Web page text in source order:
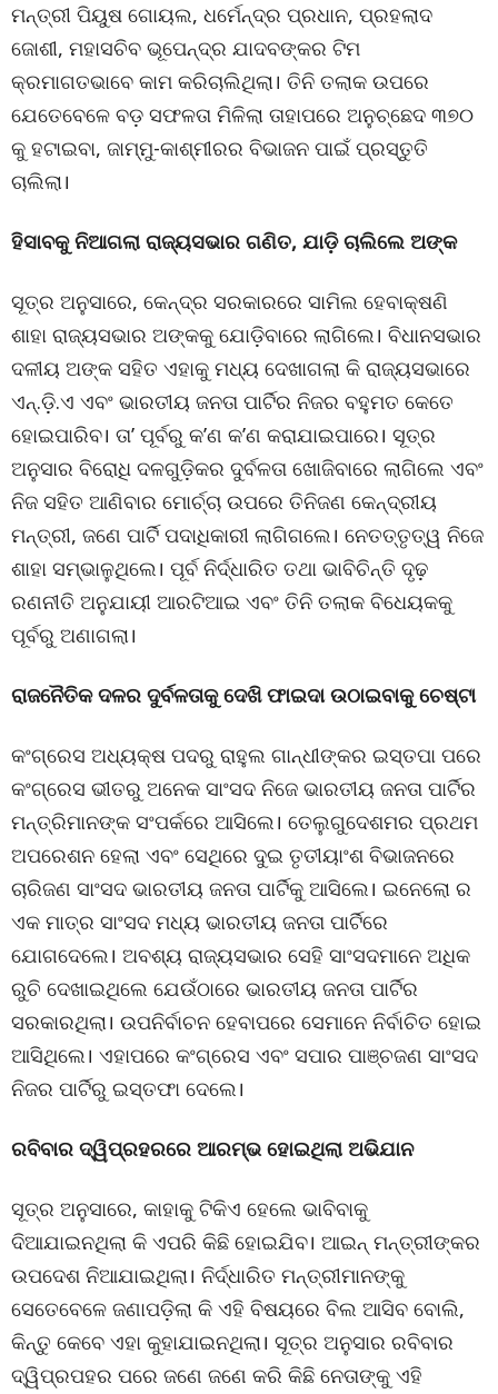
ମନ୍ତ୍ରୀ ପିୟୁଷ ଗୋୟଲ, ଧର୍ମେନ୍ଦ୍ର ପ୍ରଧାନ, ପ୍ରହଲାଦ
ଜୋଶୀ, ମହାସଚିବ ଭୂପେନ୍ଦ୍ର ଯାଦବଙ୍କର ଟିମ
କ୍ରମାଗତଭାବେ କାମ କରିଚାଲିଥିଲା। ତିନି ତଲାକ ଉପରେ
ଯେତେବେଳେ ବଡ଼ ସଫଳତା ମିଳିଲା ତାହାପରେ ଅନୁଚ୍ଛେଦ ୩୭୦
କୁ ହଟାଇବା, ଜାମ୍ମୁ-କାଶ୍ମୀରର ବିଭାଜନ ପାଇଁ ପ୍ରସ୍ତୁତି
ଚାଲିଲା।
ହିସାବକୁ ନିଆଗଲା ରାଜ୍ୟସଭାର ଗଣିତ, ଯାଡ଼ି ଚାଲିଲେ ଅଙ୍କ
ସୂତ୍ର ଅନୁସାରେ, କେନ୍ଦ୍ର ସରକାରରେ ସାମିଲ ହେବାକ୍ଷଣି
ଶାହା ରାଜ୍ୟସଭାର ଅଙ୍କକୁ ଯୋଡ଼ିବାରେ ଲାଗିଲେ। ବିଧାନସଭାର
ଦଳୀୟ ଅଙ୍କ ସହିତ ଏହାକୁ ମଧ୍ୟ ଦେଖାଗଲା କି ରାଜ୍ୟସଭାରେ
ଏନ୍.ଡ଼ି.ଏ ଏବଂ ଭାରତୀୟ ଜନତା ପାର୍ଟିର ନିଜର ବହୁମତ କେତେ
ହୋଇପାରିବ। ତା’ ପୂର୍ବରୁ କ’ଣ କ’ଣ କରାଯାଇପାରେ। ସୂତ୍ର
ଅନୁସାର ବିରୋଧି ଦଳଗୁଡ଼ିକର ଦୁର୍ବଳତା ଖୋଜିବାରେ ଲାଗିଲେ ଏବଂ
ନିଜ ସହିତ ଆଣିବାର ମୋର୍ଚ୍ଚା ଉପରେ ତିନିଜଣ କେନ୍ଦ୍ରୀୟ
ମନ୍ତ୍ରୀ, ଜଣେ ପାର୍ଟି ପଦାଧିକାରୀ ଲାଗିଗଲେ। ନେତତ୍ତୃତ୍ୱ ନିଜେ
ଶାହା ସମ୍ଭାଳୁଥିଲେ। ପୂର୍ବ ନିର୍ଦ୍ଧାରିତ ତଥା ଭାବିଚିନ୍ତି ଦୃଢ଼
ରଣନୀତି ଅନୁଯାୟୀ ଆରଟିଆଇ ଏବଂ ତିନି ତଲାକ ବିଧେୟକକୁ
ପୂର୍ବରୁ ଅଣାଗଲା।
ରାଜନୈତିକ ଦଳର ଦୁର୍ବଳତାକୁ ଦେଖି ଫାଇଦା ଉଠାଇବାକୁ ଚେଷ୍ଟା
କଂଗ୍ରେସ ଅଧ୍ୟକ୍ଷ ପଦରୁ ରାହୁଲ ଗାନ୍ଧୀଙ୍କର ଇସ୍ତପା ପରେ
କଂଗ୍ରେସ ଭୀତରୁ ଅନେକ ସାଂସଦ ନିଜେ ଭାରତୀୟ ଜନତା ପାର୍ଟିର
ମନ୍ତ୍ରିମାନଙ୍କ ସଂପର୍କରେ ଆସିଲେ। ତେଲୁଗୁଦେଶମର ପ୍ରଥମ
ଅପରେଶନ ହେଲା ଏବଂ ସେଥିରେ ଦୁଇ ତୃତୀୟାଂଶ ବିଭାଜନରେ
ଚାରିଜଣ ସାଂସଦ ଭାରତୀୟ ଜନତା ପାର୍ଟିକୁ ଆସିଲେ। ଇନେଲୋ ର
ଏକ ମାତ୍ର ସାଂସଦ ମଧ୍ୟ ଭାରତୀୟ ଜନତା ପାର୍ଟିରେ
ଯୋଗଦେଲେ। ଅବଶ୍ୟ ରାଜ୍ୟସଭାର ସେହି ସାଂସଦମାନେ ଅଧିକ
ରୁଚି ଦେଖାଇଥିଲେ ଯେଉଁଠାରେ ଭାରତୀୟ ଜନତା ପାର୍ଟିର
ସରକାରଥିଲା। ଉପନିର୍ବାଚନ ହେବାପରେ ସେମାନେ ନିର୍ବାଚିତ ହୋଇ
ଆସିଥିଲେ। ଏହାପରେ କଂଗ୍ରେସ ଏବଂ ସପାର ପାଞ୍ଚଜଣ ସାଂସଦ
ନିଜର ପାର୍ଟିରୁ ଇସ୍ତଫା ଦେଲେ।
ରବିବାର ଦ୍ୱିପ୍ରହରରେ ଆରମ୍ଭ ହୋଇଥିଲା ଅଭିଯାନ
ସୂତ୍ର ଅନୁସାରେ, କାହାକୁ ଟିକିଏ ହେଲେ ଭାବିବାକୁ
ଦିଆଯାଇନଥିଲା କି ଏପରି କିଛି ହୋଇଯିବ। ଆଇନ୍ ମନ୍ତ୍ରୀଙ୍କର
ଉପଦେଶ ନିଆଯାଇଥିଲା। ନିର୍ଦ୍ଧାରିତ ମନ୍ତ୍ରୀମାନଙ୍କୁ
ସେତେବେଳେ ଜଣାପଡ଼ିଲା କି ଏହି ବିଷୟରେ ବିଲ ଆସିବ ବୋଲି,
କିନ୍ତୁ କେବେ ଏହା କୁହାଯାଇନଥିଲା। ସୂତ୍ର ଅନୁସାର ରବିବାର
ଦ୍ୱିପ୍ରପହର ପରେ ଜଣେ ଜଣେ କରି କିଛି ନେତାଙ୍କୁ ଏହି